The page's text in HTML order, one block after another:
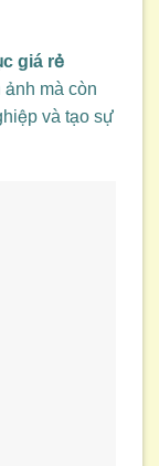
giá rẻ
mà còn
và tạo sự